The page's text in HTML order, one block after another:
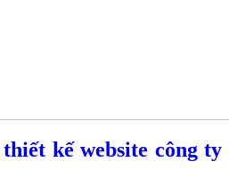
kế website công ty